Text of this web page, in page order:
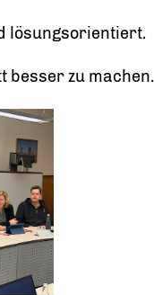
lösungsorientiert.
zu machen.